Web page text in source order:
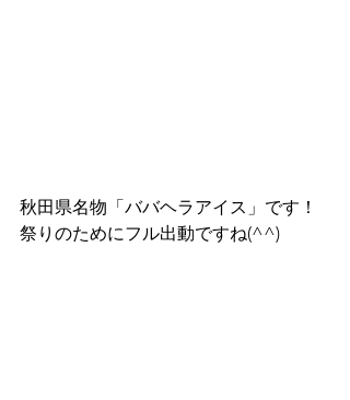
秋田県名物「ババヘラアイス」です！
祭りのためにフル出動ですね(^^)